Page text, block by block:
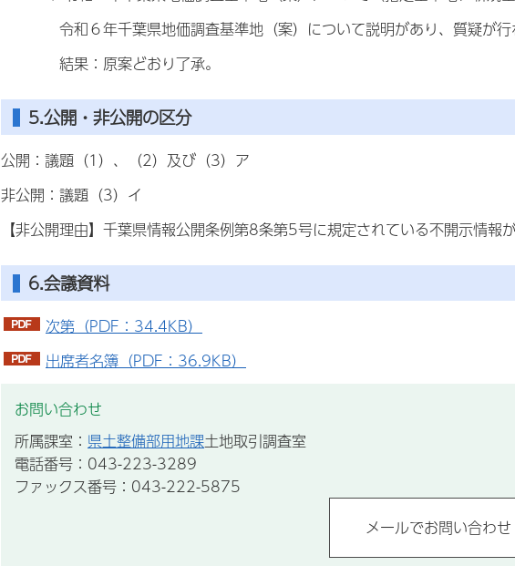
令和６年千葉県地価調査基準地（案）について説明があり、質疑が行
結果：原案どおり了承。
5.公開・非公開の区分
公開：議題（1）、（2）及び（3）ア
非公開：議題（3）イ
【非公開理由】千葉県情報公開条例第8条第5号に規定されている不開示情報
6.会議資料
次第（PDF：34.4KB）
出席者名簿（PDF：36.9KB）
お問い合わせ
所属課室： 県土整備部用地課土地取引調査室
電話番号：043-223-3289
ファックス番号：043-222-5875